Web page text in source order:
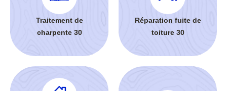
Traitement de
charpente 30
Réparation fuite de
toiture 30